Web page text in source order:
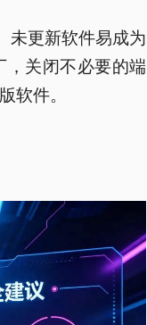
未更新软件易成为
，关闭不必要的端
软件。